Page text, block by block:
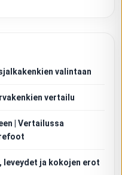
valintaan
vertailu
| Vertailussa
ja kokojen erot